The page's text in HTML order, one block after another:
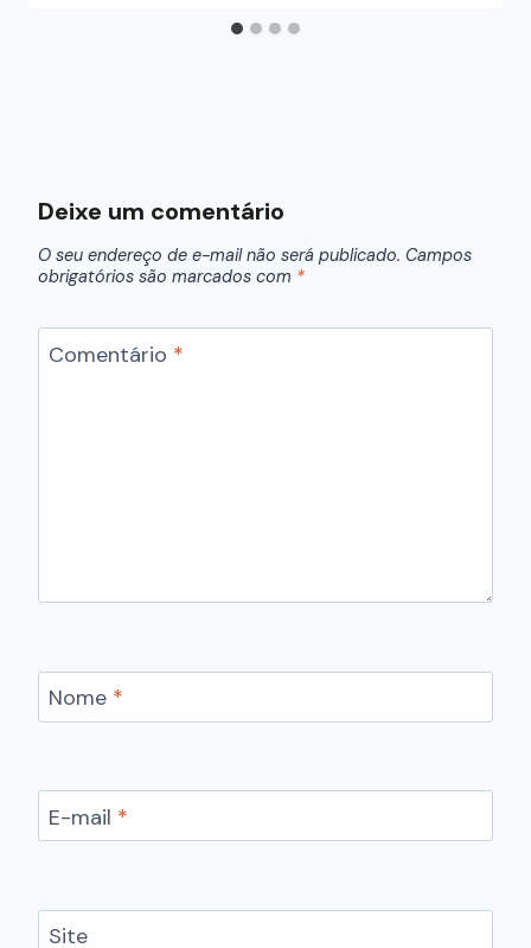
Deixe um comentário
O seu endereço de e-mail não será publicado. Campos
obrigatórios são marcados com *
Comentário *
Nome *
E-mail *
Site